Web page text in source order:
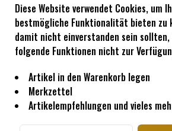
Abonnieren Sie den
Diese Website verwendet Cookies, um
bestmögliche Funktionalität bieten zu
damit nicht einverstanden sein sollten,
folgende Funktionen nicht zur
Artikel in den Warenkorb legen
Merkzettel
Artikelempfehlungen und vieles